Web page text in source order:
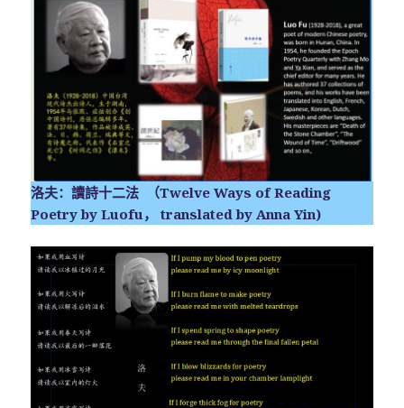
洛夫：讀詩十二法 （Twelve Ways of Reading
Poetry by Luofu， translated by Anna Yin)